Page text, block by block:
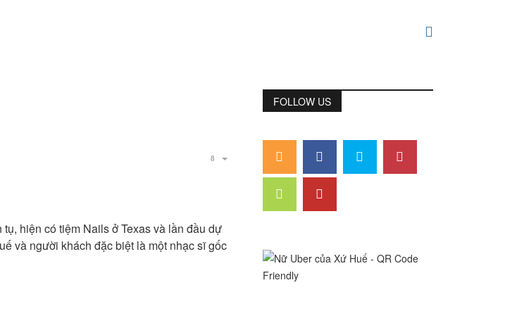
hiện có tiệm Nails ở Texas và lần đầu dự
và người khách đặc biệt là một nhạc sĩ gốc
FOLLOW US